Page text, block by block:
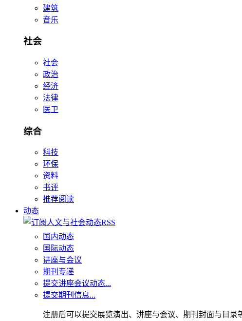
建筑
音乐
社会
社会
政治
经济
法律
医卫
综合
科技
环保
资料
书评
推荐阅读
动态
国内动态
国际动态
讲座与会议
期刊专递
提交讲座会议动态...
提交期刊信息...
注册后可以提交展览演出、讲座与会议、期刊封面与目录